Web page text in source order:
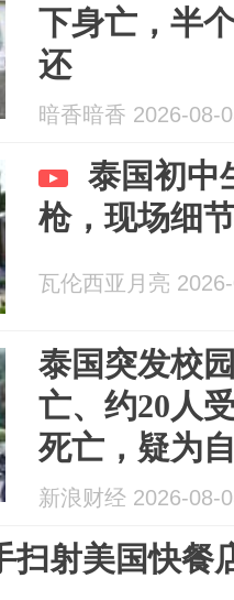
下身亡，半
还
暗香暗香 2026-08-
泰国初中
枪，现场细
瓦伦西亚月亮
泰国突发校
亡、约20人
死亡，疑为
新浪财经 2026-08-
扫射美国快餐